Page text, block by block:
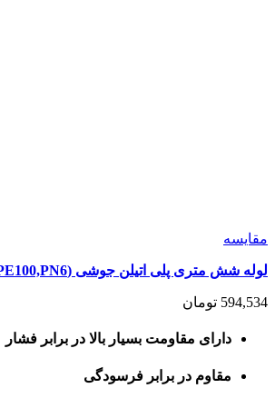
مقايسه
لوله شش متری پلی اتیلن جوشی (PE100,PN6) پلی ران
594,534 تومان
دارای مقاومت بسیار بالا در برابر فشار
مقاوم در برابر فرسودگی